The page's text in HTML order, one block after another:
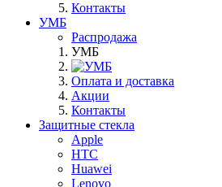
Контакты
УМБ
Распродажа
УМБ
Оплата и доставка
Акции
Контакты
Защитные стекла
Apple
HTC
Huawei
Lenovo